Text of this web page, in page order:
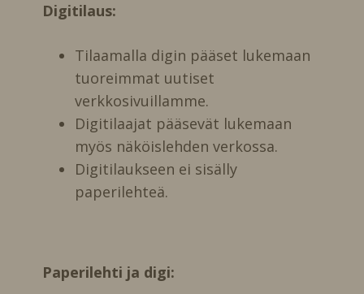
Digitilaus:
Tilaamalla digin pääset lukemaan
tuoreimmat uutiset
verkkosivuillamme.
Digitilaajat pääsevät lukemaan
myös näköislehden verkossa.
Digitilaukseen ei sisälly
paperilehteä.
Paperilehti ja digi: